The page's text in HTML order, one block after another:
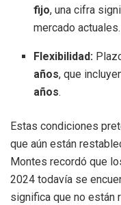
fijo, una cifra
mercado actuales.
Flexibilidad:
años, que
años.
Estas condiciones
que aún están
Montes recordó que
2024 todavía se
significa que no están